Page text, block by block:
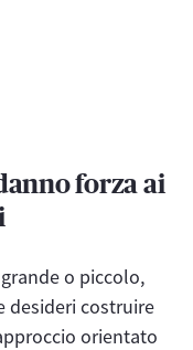
forza ai
o piccolo,
desideri costruire
orientato